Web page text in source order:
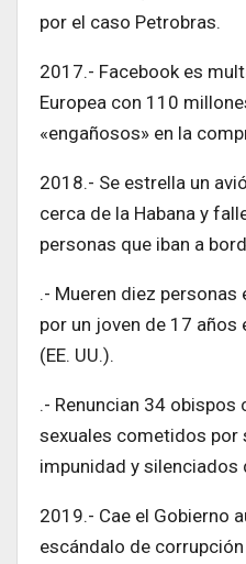
por el caso Petrobras.
2017.- Facebook es
Europea con 110
«engañosos» en la
2018.- Se estrella un
cerca de la Habana y
personas que iban a
.- Mueren diez
por un joven de 17 años
(EE. UU.).
.- Renuncian 34
sexuales cometidos
impunidad y silenciados
2019.- Cae el Gobierno
escándalo de